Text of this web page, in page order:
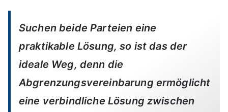
Suchen beide Parteien eine
praktikable Lösung, so ist das der
ideale Weg, denn die
Abgrenzungsvereinbarung ermöglicht
eine verbindliche Lösung zwischen